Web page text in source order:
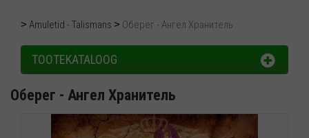
Amuletid - Talismans Оберег - Ангел Хранитель
TOOTEKATALOOG
Оберег - Ангел Хранитель